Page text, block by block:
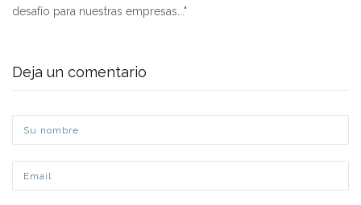
desafío para nuestras empresas..."
Deja un comentario